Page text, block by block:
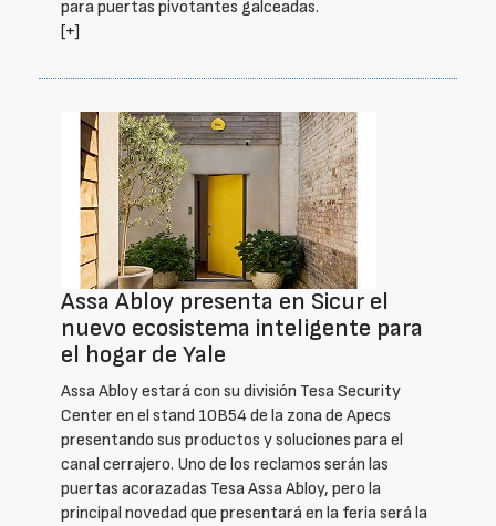
para puertas pivotantes galceadas.
[+]
Assa Abloy presenta en Sicur el
nuevo ecosistema inteligente para
el hogar de Yale
Assa Abloy estará con su división Tesa Security
Center en el stand 10B54 de la zona de Apecs
presentando sus productos y soluciones para el
canal cerrajero. Uno de los reclamos serán las
puertas acorazadas Tesa Assa Abloy, pero la
principal novedad que presentará en la feria será la